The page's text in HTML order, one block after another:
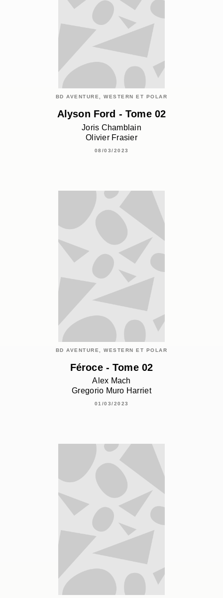
BD AVENTURE, WESTERN ET POLAR
Alyson Ford - Tome 02
Joris Chamblain
Olivier Frasier
08/03/2023
BD AVENTURE, WESTERN ET POLAR
Féroce - Tome 02
Alex Mach
Gregorio Muro Harriet
01/03/2023